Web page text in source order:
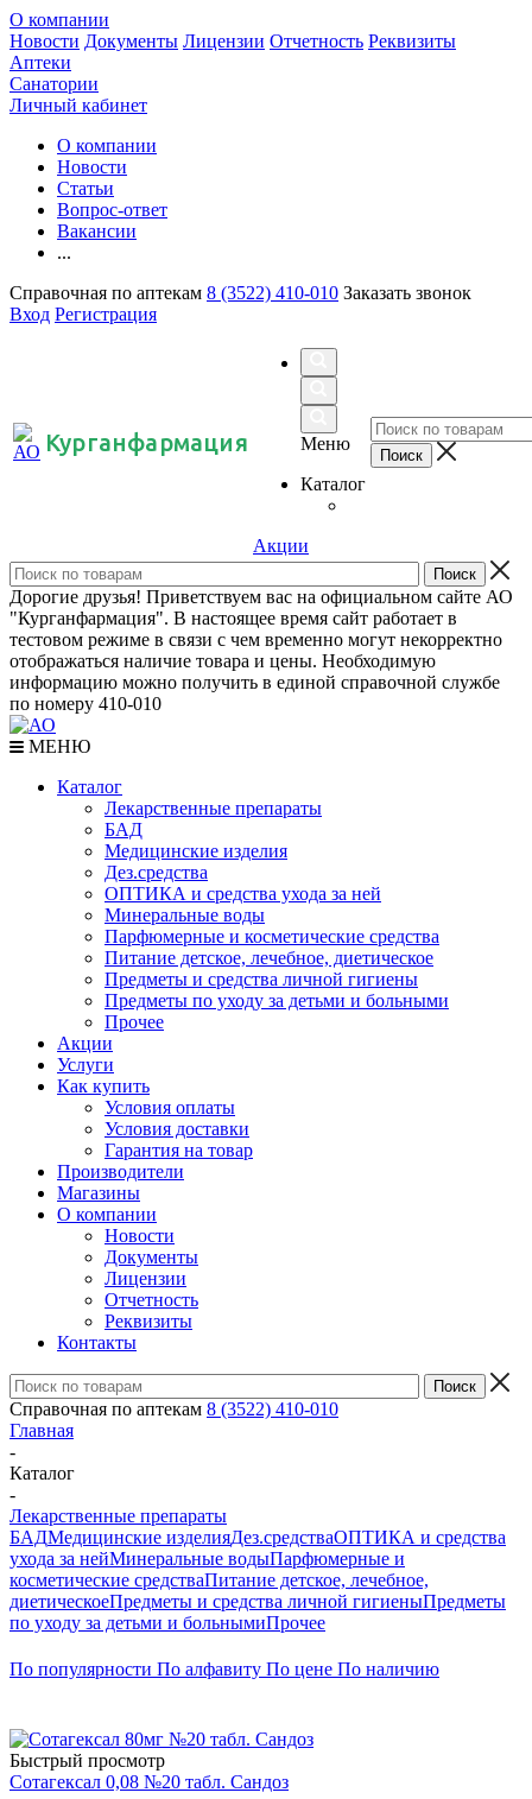
О компании
Новости Документы Лицензии Отчетность Реквизиты
Аптеки
Санатории
Личный кабинет
О компании
Новости
Статьи
Вопрос-ответ
Вакансии
...
Справочная по аптекам 8 (3522) 410-010 Заказать звонок
Вход Регистрация
Курганфармация
Меню
Каталог
Акции
Дорогие друзья! Приветствуем вас на официальном сайте АО
"Курганфармация". В настоящее время сайт работает в
тестовом режиме в связи с чем временно могут некорректно
отображаться наличие товара и цены. Необходимую
информацию можно получить в единой справочной службе
по номеру 410-010
МЕНЮ
Каталог
Лекарственные препараты
БАД
Медицинские изделия
Дез.средства
ОПТИКА и средства ухода за ней
Минеральные воды
Парфюмерные и косметические средства
Питание детское, лечебное, диетическое
Предметы и средства личной гигиены
Предметы по уходу за детьми и больными
Прочее
Акции
Услуги
Как купить
Условия оплаты
Условия доставки
Гарантия на товар
Производители
Магазины
О компании
Новости
Документы
Лицензии
Отчетность
Реквизиты
Контакты
Справочная по аптекам 8 (3522) 410-010
Главная
-
Каталог
-
Лекарственные препараты
БАДМедицинские изделияДез.средстваОПТИКА и средства
ухода за нейМинеральные водыПарфюмерные и
косметические средстваПитание детское, лечебное,
диетическоеПредметы и средства личной гигиеныПредметы
по уходу за детьми и больнымиПрочее
По популярности По алфавиту По цене По наличию
Быстрый просмотр
Сотагексал 0,08 №20 табл. Сандоз